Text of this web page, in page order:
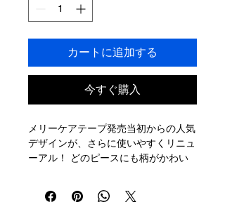
カートに追加する
今すぐ購入
メリーケアテープ発売当初からの人気
デザインが、さらに使いやすくリニュ
ーアル！ どのピースにも柄がかわい
25mm×20mm 18ピース 台紙サイ